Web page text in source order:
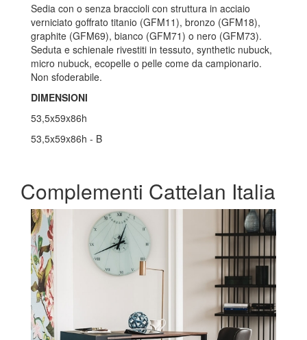
Sedia con o senza braccioli con struttura in acciaio
verniciato goffrato titanio (GFM11), bronzo (GFM18),
graphite (GFM69), bianco (GFM71) o nero (GFM73).
Seduta e schienale rivestiti in tessuto, synthetic nubuck,
micro nubuck, ecopelle o pelle come da campionario.
Non sfoderabile.
DIMENSIONI
53,5x59x86h
53,5x59x86h - B
Complementi Cattelan Italia